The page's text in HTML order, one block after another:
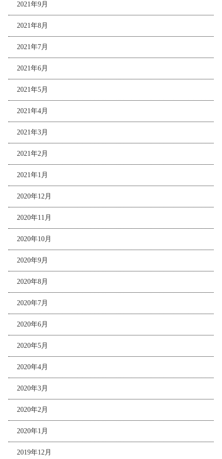
2021年9月
2021年8月
2021年7月
2021年6月
2021年5月
2021年4月
2021年3月
2021年2月
2021年1月
2020年12月
2020年11月
2020年10月
2020年9月
2020年8月
2020年7月
2020年6月
2020年5月
2020年4月
2020年3月
2020年2月
2020年1月
2019年12月